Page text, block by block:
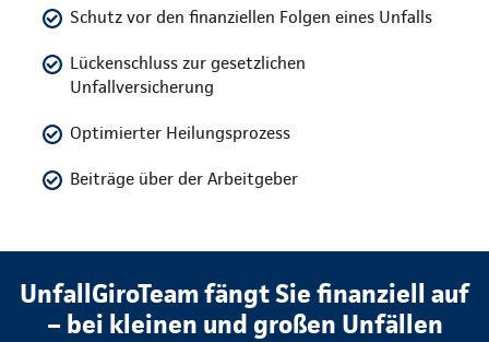
Schutz vor den finanziellen Folgen eines Unfalls
Lückenschluss zur gesetzlichen
Unfallversicherung
Optimierter Heilungsprozess
Beiträge über der Arbeitgeber
UnfallGiroTeam fängt Sie finanziell auf
– bei kleinen und großen Unfällen